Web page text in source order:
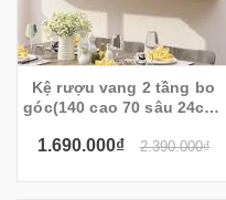
Kệ rượu vang 2 tầng bo
góc(140 cao 70 sâu 24cm)
1.690.000₫ 2.390.000₫